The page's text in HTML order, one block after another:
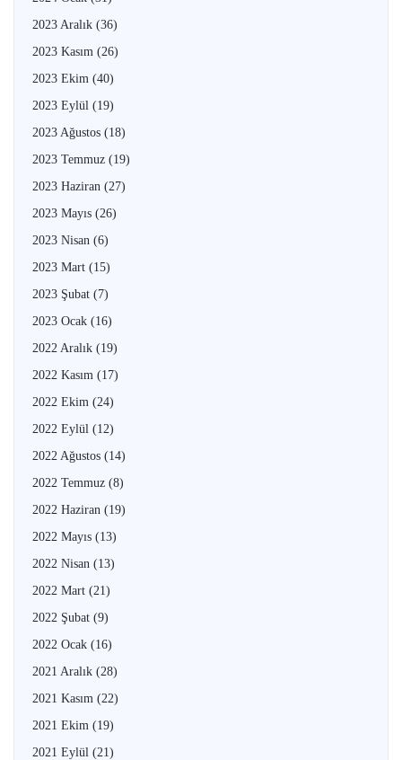
2023 Aralık (36)
2023 Kasım (26)
2023 Ekim (40)
2023 Eylül (19)
2023 Ağustos (18)
2023 Temmuz (19)
2023 Haziran (27)
2023 Mayıs (26)
2023 Nisan (6)
2023 Mart (15)
2023 Şubat (7)
2023 Ocak (16)
2022 Aralık (19)
2022 Kasım (17)
2022 Ekim (24)
2022 Eylül (12)
2022 Ağustos (14)
2022 Temmuz (8)
2022 Haziran (19)
2022 Mayıs (13)
2022 Nisan (13)
2022 Mart (21)
2022 Şubat (9)
2022 Ocak (16)
2021 Aralık (28)
2021 Kasım (22)
2021 Ekim (19)
2021 Eylül (21)